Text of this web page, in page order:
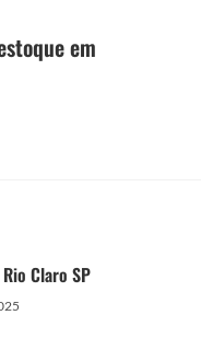
em
Claro SP